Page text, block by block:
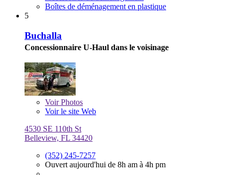
Boîtes de déménagement en plastique
5
Buchalla
Concessionnaire U-Haul dans le voisinage
VoirPhotos
Voir le site Web
4530 SE 110th St
Belleview, FL 34420
(352) 245-7257
Ouvert aujourd'hui de 8h am à 4h pm